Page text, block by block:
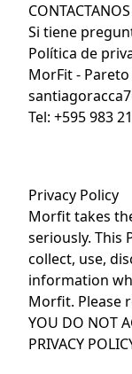
CONTACTANOS
Si tiene
Política de
MorFit - Pareto
Tel: +595 983
Privacy Policy
Morfit takes
seriously. This
collect, use,
information
Morfit. Please
YOU DO NOT
PRIVACY